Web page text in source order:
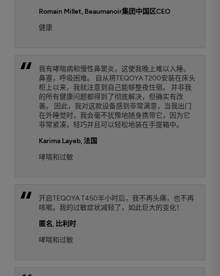
Romain Millet, Beaumanoir集团中国区CEO
健康
我有哮喘病和慢性鼻窦炎，这使我晚上难以入睡。
鼻塞，呼吸困难。 自从将TEQOYA T200安装在床头
柜上以来，我就注意到自己能够整夜住宿。 并非我
的所有健康问题都得到了彻底解决，但确实有改
善。 因此，我对这款设备感到非常满意，当我出门
在外睡觉时，我会毫不犹豫地随身携带它，因为它
非常紧凑，轻巧并且可以轻松地装在手提箱中。
Karima Layeb, 法国
哮喘和过敏
开启TEQOYA T450半小时后，我不再头痛，也不再
咳嗽。我的过敏症状减轻了，如此巨大的变化！
匿名,比利时
哮喘和过敏